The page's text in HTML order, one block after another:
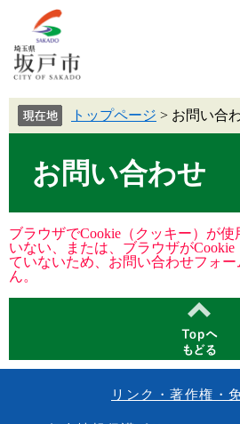
トップページ > お問い合
お問い合わせ
ブラウザでCookie（クッキー）が
いない、または、ブラウザが
ていないため、お問い合わせフォ
ん。
リンク・著作権・